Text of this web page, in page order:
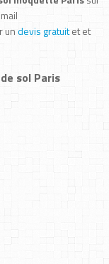
undevis gratuitet et
sol Paris